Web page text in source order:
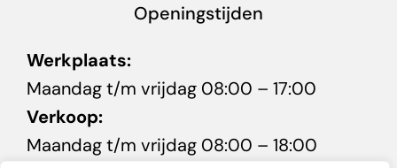
Openingstijden
Werkplaats:
Maandag t/m vrijdag 08:00 – 17:00
Verkoop:
Maandag t/m vrijdag 08:00 – 18:00